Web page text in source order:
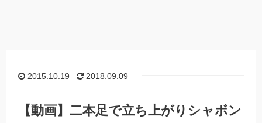
2015.10.19 2018.09.09
【動画】二本足で立ち上がりシャボン